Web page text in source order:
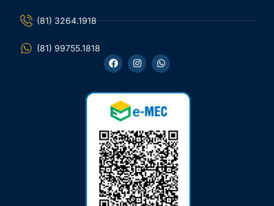
(81) 3264.1918
(81) 99755.1818